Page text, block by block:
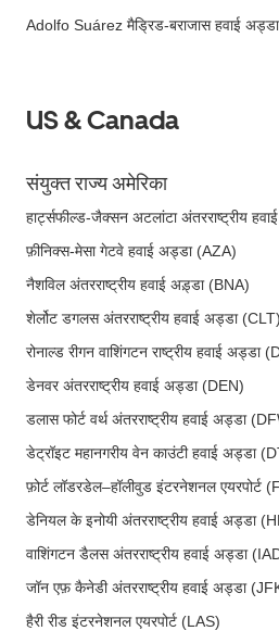
Adolfo Suárez मैड्रिड-बराजास हवाई
US & Canada
संयुक्त राज्य अमेरिका
हार्ट्सफील्ड-जैक्सन अटलांटा अंतरराष्ट्रीय
फ़ीनिक्स-मेसा गेटवे हवाई अड्डा (AZA)
नैशविल अंतरराष्ट्रीय हवाई अड़्डा (BNA)
शेर्लोट डगलस अंतरराष्ट्रीय हवाई अड्डा (CLT)
रोनाल्ड रीगन वाशिंगटन राष्ट्रीय हवाई अड्डा
डेनवर अंतरराष्ट्रीय हवाई अड्डा (DEN)
डलास फोर्ट वर्थ अंतरराष्ट्रीय हवाई अड्डा
डेट्रॉइट महानगरीय वेन काउंटी हवाई अड्डा
फ़ोर्ट लॉडरडेल–हॉलीवुड इंटरनेशनल एयरपोर्ट
डेनियल के इनोयी अंतरराष्ट्रीय हवाई अड्डा
वाशिंगटन डैलस अंतरराष्ट्रीय हवाई अड्डा
जॉन एफ़ कैनेडी अंतरराष्ट्रीय हवाई अड्डा
हैरी रीड इंटरनेशनल एयरपोर्ट (LAS)